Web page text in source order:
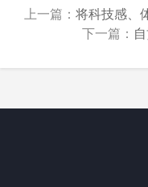
上一篇： 将科技感、
下一篇：